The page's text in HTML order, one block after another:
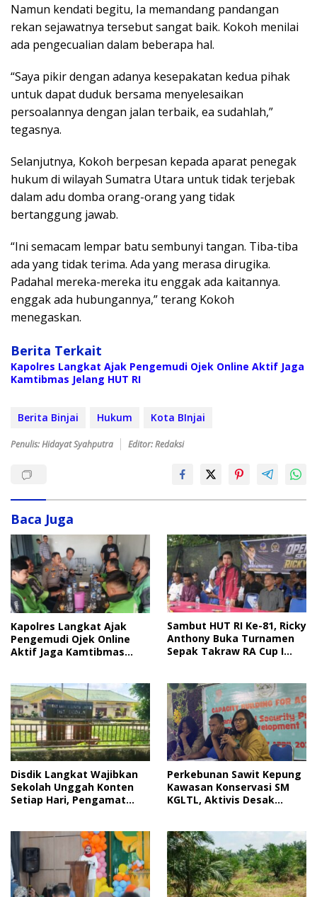
Namun kendati begitu, Ia memandang pandangan
rekan sejawatnya tersebut sangat baik. Kokoh menilai
ada pengecualian dalam beberapa hal.
“Saya pikir dengan adanya kesepakatan kedua pihak
untuk dapat duduk bersama menyelesaikan
persoalannya dengan jalan terbaik, ea sudahlah,”
tegasnya.
Selanjutnya, Kokoh berpesan kepada aparat penegak
hukum di wilayah Sumatra Utara untuk tidak terjebak
dalam adu domba orang-orang yang tidak
bertanggung jawab.
“Ini semacam lempar batu sembunyi tangan. Tiba-tiba
ada yang tidak terima. Ada yang merasa dirugika.
Padahal mereka-mereka itu enggak ada kaitannya.
enggak ada hubungannya,” terang Kokoh
menegaskan.
Berita Terkait
Kapolres Langkat Ajak Pengemudi Ojek Online Aktif Jaga
Kamtibmas Jelang HUT RI
Berita Binjai Hukum Kota BInjai
Penulis: Hidayat Syahputra Editor: Redaksi
Baca Juga
Kapolres Langkat Ajak
Pengemudi Ojek Online
Aktif Jaga Kamtibmas
Sambut HUT RI Ke-81, Ricky
Anthony Buka Turnamen
Sepak Takraw RA Cup I
Disdik Langkat Wajibkan
Sekolah Unggah Konten
Setiap Hari, Pengamat
Perkebunan Sawit Kepung
Kawasan Konservasi SM
KGLTL, Aktivis Desak